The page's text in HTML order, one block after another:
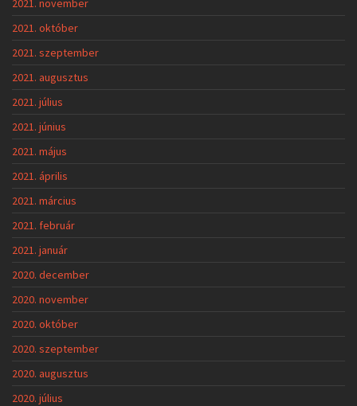
2021. november
2021. október
2021. szeptember
2021. augusztus
2021. július
2021. június
2021. május
2021. április
2021. március
2021. február
2021. január
2020. december
2020. november
2020. október
2020. szeptember
2020. augusztus
2020. július